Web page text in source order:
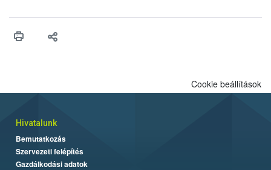
vonni az ebek viselkedésének megítélésében jártas szakértőt.
Cookie beállítások
Hivatalunk
Bemutatkozás
Szervezeti felépítés
Gazdálkodási adatok